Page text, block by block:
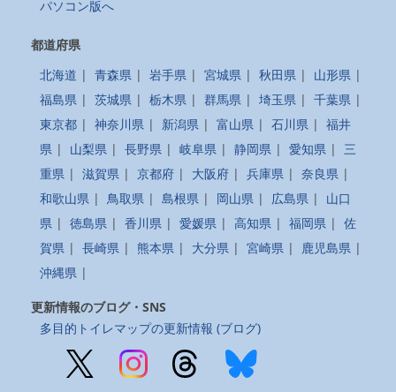
パソコン版へ
都道府県
北海道 | 青森県 | 岩手県 | 宮城県 | 秋田県 | 山形県 |
福島県 | 茨城県 | 栃木県 | 群馬県 | 埼玉県 | 千葉県 |
東京都 | 神奈川県 | 新潟県 | 富山県 | 石川県 | 福井
県 | 山梨県 | 長野県 | 岐阜県 | 静岡県 | 愛知県 | 三
重県 | 滋賀県 | 京都府 | 大阪府 | 兵庫県 | 奈良県 |
和歌山県 | 鳥取県 | 島根県 | 岡山県 | 広島県 | 山口
県 | 徳島県 | 香川県 | 愛媛県 | 高知県 | 福岡県 | 佐
賀県 | 長崎県 | 熊本県 | 大分県 | 宮崎県 | 鹿児島県 |
沖縄県 |
更新情報のブログ・SNS
多目的トイレマップの更新情報 (ブログ)